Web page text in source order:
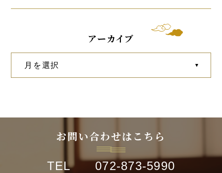
アーカイブ
お問い合わせはこちら
TEL 072-873-5990